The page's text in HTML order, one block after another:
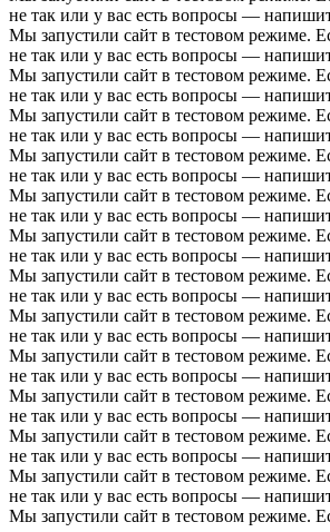
не так или у вас есть вопросы —
Мы запустили сайт в тестовом режиме.
не так или у вас есть вопросы —
Мы запустили сайт в тестовом режиме.
не так или у вас есть вопросы —
Мы запустили сайт в тестовом режиме.
не так или у вас есть вопросы —
Мы запустили сайт в тестовом режиме.
не так или у вас есть вопросы —
Мы запустили сайт в тестовом режиме.
не так или у вас есть вопросы —
Мы запустили сайт в тестовом режиме.
не так или у вас есть вопросы —
Мы запустили сайт в тестовом режиме.
не так или у вас есть вопросы —
Мы запустили сайт в тестовом режиме.
не так или у вас есть вопросы —
Мы запустили сайт в тестовом режиме.
не так или у вас есть вопросы —
Мы запустили сайт в тестовом режиме.
не так или у вас есть вопросы —
Мы запустили сайт в тестовом режиме.
не так или у вас есть вопросы —
Мы запустили сайт в тестовом режиме.
не так или у вас есть вопросы —
Мы запустили сайт в тестовом режиме.